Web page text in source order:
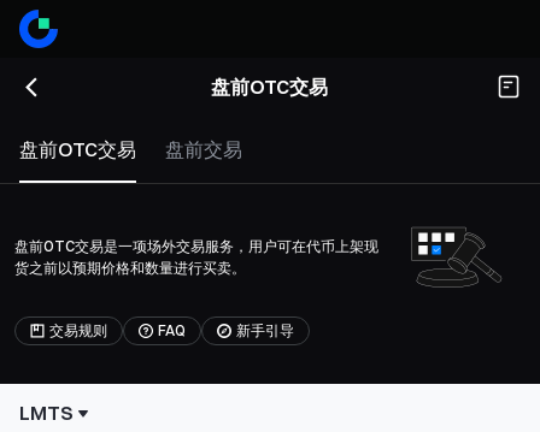
盘前OTC交易
盘前OTC交易 盘前交易
盘前OTC交易是一项场外交易服务，用户可在代币上架现
货之前以预期价格和数量进行买卖。
交易规则 FAQ 新手引导
LMTS